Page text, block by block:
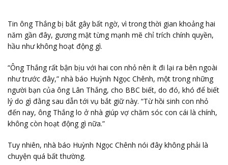
Tin ông Thắng bị bắt gây bất ngờ, vì trong thời gian khoảng hai
năm gần đây, gương mặt từng mạnh mẽ chỉ trích chính quyền,
hầu như không hoạt động gì.
“Ông Thắng rất bận bịu với hai con nhỏ nên ít đi lại ra bên ngoài
như trước đây,” nhà báo Huỳnh Ngọc Chênh, một trong những
người bạn của ông Lân Thắng, cho BBC biết, do đó, khó để biết
lý do gì đằng sau dẫn tới vụ bắt giữ này. “Từ hồi sinh con nhỏ
đến nay, ông Thắng lo ở nhà giúp vợ chăm sóc con cái là chính,
không còn hoạt động gì nữa.”
Tuy nhiên, nhà báo Huỳnh Ngọc Chênh nói đây không phải là
chuyện quá bất thường.